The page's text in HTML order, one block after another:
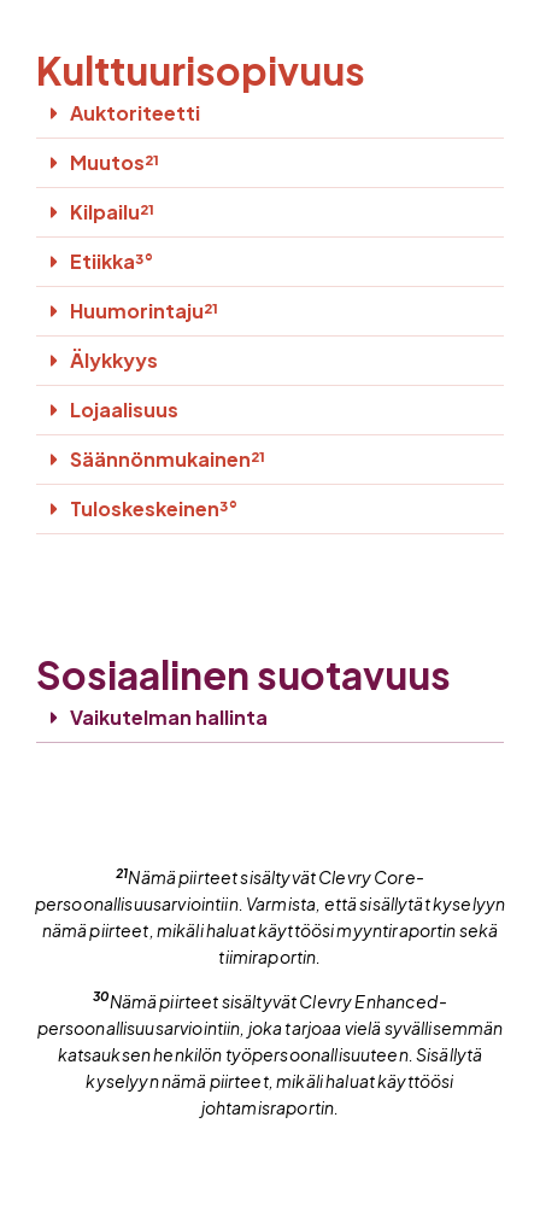
Kulttuurisopivuus
Auktoriteetti
Muutos²¹
Kilpailu²¹
Etiikka³°
Huumorintaju²¹
Älykkyys
Lojaalisuus
Säännönmukainen²¹
Tuloskeskeinen³°
Sosiaalinen suotavuus
Vaikutelman hallinta
21Nämä piirteet sisältyvät Clevry Core-
persoonallisuusarviointiin. Varmista, että sisällytät kyselyyn
nämä piirteet, mikäli haluat käyttöösi myyntiraportin sekä
tiimiraportin.
30Nämä piirteet sisältyvät Clevry Enhanced-
persoonallisuusarviointiin, joka tarjoaa vielä syvällisemmän
katsauksen henkilön työpersoonallisuuteen. Sisällytä
kyselyyn nämä piirteet, mikäli haluat käyttöösi
johtamisraportin.